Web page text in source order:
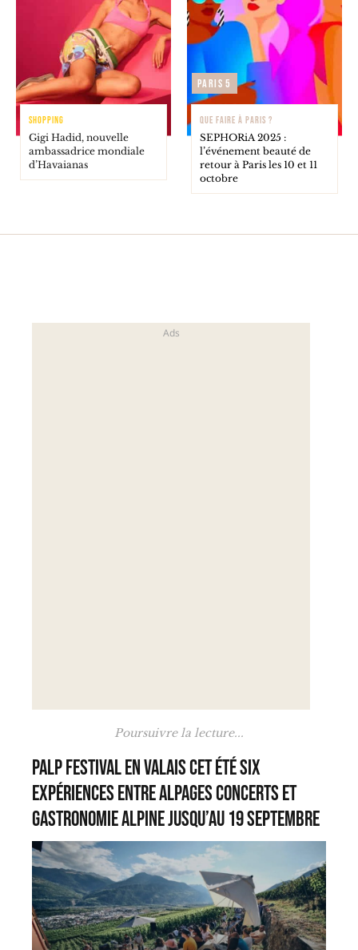
SHOPPING
Gigi Hadid, nouvelle
ambassadrice mondiale
d’Havaianas
Paris 5
QUE FAIRE À PARIS ?
SEPHORiA 2025 :
l’événement beauté de
retour à Paris les 10 et 11
octobre
Poursuivre la lecture...
PALP Festival en Valais cet été six
expériences entre alpages concerts et
gastronomie alpine jusqu’au 19 septembre